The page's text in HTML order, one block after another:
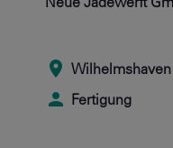
Neue Jadewerft
Wilhelmshaven
Fertigung